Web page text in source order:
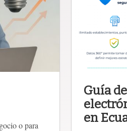
o para
Guía
en